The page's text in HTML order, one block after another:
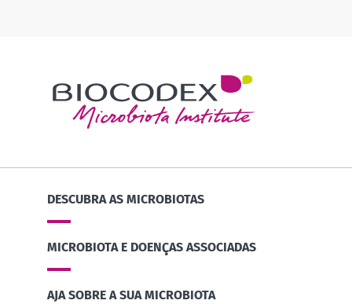
DESCUBRA AS MICROBIOTAS
MICROBIOTA E DOENÇAS ASSOCIADAS
AJA SOBRE A SUA MICROBIOTA